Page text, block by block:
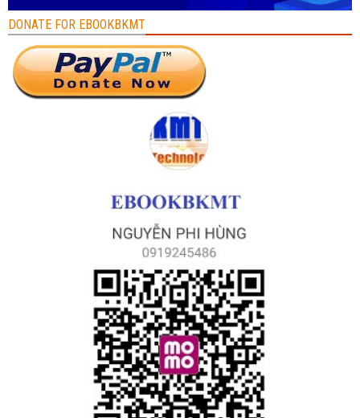
DONATE FOR EBOOKBKMT